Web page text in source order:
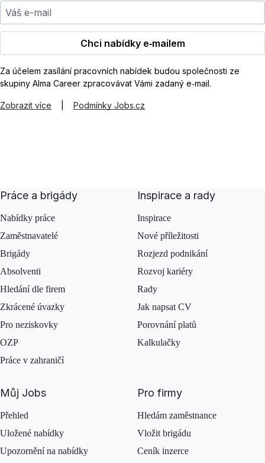
Váš e-mail
Chci nabídky e‑mailem
Za účelem zasílání pracovních nabídek budou společnosti ze
skupiny Alma Career zpracovávat Vámi zadaný e‑mail.
Zobrazit více Podmínky Jobs.cz
Práce a brigády
Nabídky práce
Zaměstnavatelé
Brigády
Absolventi
Hledání dle firem
Zkrácené úvazky
Pro neziskovky
OZP
Práce v zahraničí
Inspirace a rady
Inspirace
Nové příležitosti
Rozjezd podnikání
Rozvoj kariéry
Rady
Jak napsat CV
Porovnání platů
Kalkulačky
Můj Jobs
Přehled
Uložené nabídky
Upozornění na nabídky
Pro firmy
Hledám zaměstnance
Vložit brigádu
Ceník inzerce